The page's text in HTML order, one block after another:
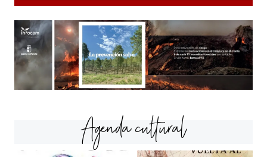
Agenda cultural